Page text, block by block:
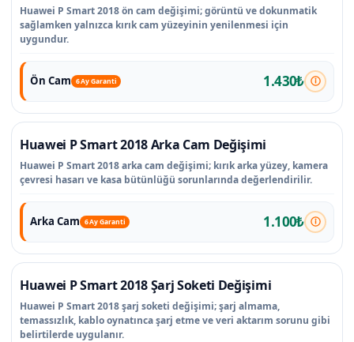
Huawei P Smart 2018 ön cam değişimi; görüntü ve dokunmatik
sağlamken yalnızca kırık cam yüzeyinin yenilenmesi için
uygundur.
Ön Cam 6 Ay Garanti 1.430₺
Huawei P Smart 2018 Arka Cam Değişimi
Huawei P Smart 2018 arka cam değişimi; kırık arka yüzey, kamera
çevresi hasarı ve kasa bütünlüğü sorunlarında değerlendirilir.
Arka Cam 6 Ay Garanti 1.100₺
Huawei P Smart 2018 Şarj Soketi Değişimi
Huawei P Smart 2018 şarj soketi değişimi; şarj almama,
temassızlık, kablo oynatınca şarj etme ve veri aktarım sorunu gibi
belirtilerde uygulanır.